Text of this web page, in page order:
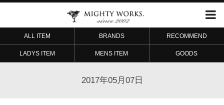
ALL ITEM BRANDS RECOMMEND
LADYS ITEM MENS ITEM GOODS
2017年05月07日